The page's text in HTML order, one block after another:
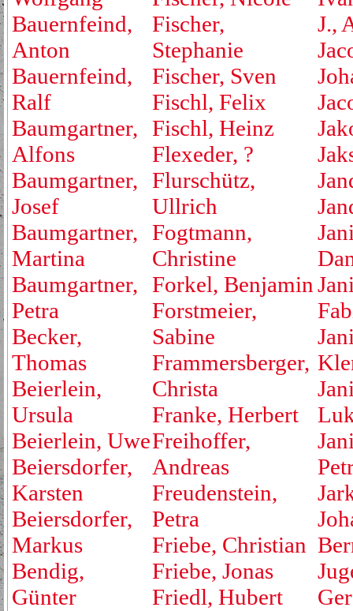
Bauernfeind,
Anton
Bauernfeind,
Ralf
Baumgartner,
Alfons
Baumgartner,
Josef
Baumgartner,
Martina
Baumgartner,
Petra
Becker,
Thomas
Beierlein,
Ursula
Beierlein, Uwe
Beiersdorfer,
Karsten
Beiersdorfer,
Markus
Bendig,
Günter
Fischer,
Stephanie
Fischer, Sven
Fischl, Felix
Fischl, Heinz
Flexeder, ?
Flurschütz,
Ullrich
Fogtmann,
Christine
Forkel, Benjamin
Forstmeier,
Sabine
Frammersberger,
Christa
Franke, Herbert
Freihoffer,
Andreas
Freudenstein,
Petra
Friebe, Christian
Friebe, Jonas
Friedl, Hubert
J.,